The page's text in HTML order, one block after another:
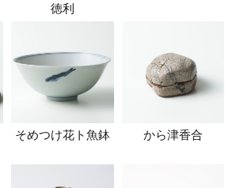
徳利
そめつけ花ト魚鉢 から津香合